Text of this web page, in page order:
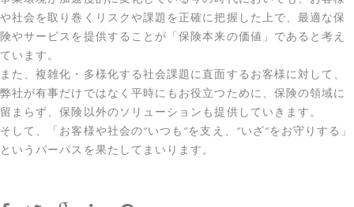
や社会を取り巻くリスクや課題を正確に把握した上で、最適な保
険やサービスを提供することが「保険本来の価値」であると考え
ています。
また、複雑化・多様化する社会課題に直面するお客様に対して、
弊社が有事だけではなく平時にもお役立つために、保険の領域に
留まらず、保険以外のソリューションも提供していきます。
そして、「お客様や社会の″いつも″を支え、″いざ″をお守りする」
というパーパスを果たしてまいります。